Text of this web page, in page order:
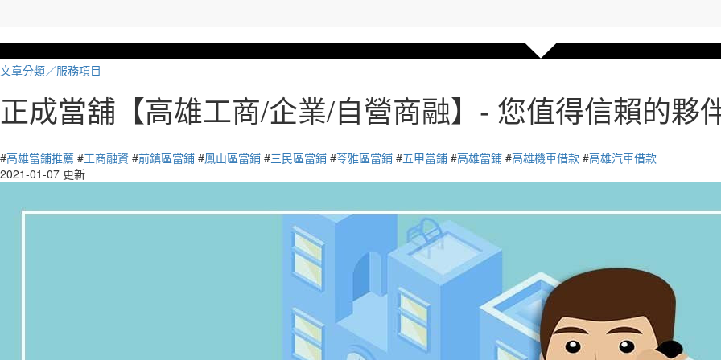
文章分類／服務項目
正成當舖【高雄工商/企業/自營商融】- 您值得信賴的夥
#高雄當鋪推薦 #工商融資 #前鎮區當鋪 #鳳山區當鋪 #三民區當鋪 #苓雅區當鋪 #五甲當鋪 #高雄當鋪 #高雄機車借款 #高雄汽車借款
2021-01-07 更新